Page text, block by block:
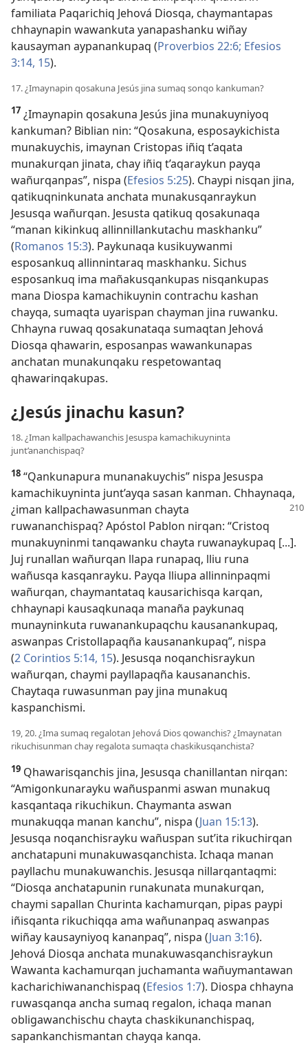
familiata Paqarichiq Jehová Diosqa, chaymantapas
chhaynapin wawankuta yanapashanku wiñay
kausayman aypanankupaq (Proverbios 22:6; Efesios
3:14, 15).
17. ¿Imaynapin qosakuna Jesús jina sumaq sonqo kankuman?
17 ¿Imaynapin qosakuna Jesús jina munakuyniyoq
kankuman? Biblian nin: “Qosakuna, esposaykichista
munakuychis, imaynan Cristopas iñiq t’aqata
munakurqan jinata, chay iñiq t’aqaraykun payqa
wañurqanpas”, nispa (Efesios 5:25). Chaypi nisqan jina,
qatikuqninkunata anchata munakusqanraykun
Jesusqa wañurqan. Jesusta qatikuq qosakunaqa
“manan kikinkuq allinnillankutachu maskhanku”
(Romanos 15:3). Paykunaqa kusikuywanmi
esposankuq allinnintaraq maskhanku. Sichus
esposankuq ima mañakusqankupas nisqankupas
mana Diospa kamachikuynin contrachu kashan
chayqa, sumaqta uyarispan chayman jina ruwanku.
Chhayna ruwaq qosakunataqa sumaqtan Jehová
Diosqa qhawarin, esposanpas wawankunapas
anchatan munakunqaku respetowantaq
qhawarinqakupas.
¿Jesús jinachu kasun?
18. ¿Iman kallpachawanchis Jesuspa kamachikuyninta
junt’ananchispaq?
18 “Qankunapura munanakuychis” nispa Jesuspa
kamachikuyninta junt’ayqa sasan kanman. Chhaynaqa,
¿iman kallpachawasunman chayta
ruwananchispaq? Apóstol Pablon nirqan: “Cristoq
munakuyninmi tanqawanku chayta ruwanaykupaq [...].
Juj runallan wañurqan llapa runapaq, lliu runa
wañusqa kasqanrayku. Payqa lliupa allinninpaqmi
wañurqan, chaymantataq kausarichisqa karqan,
chhaynapi kausaqkunaqa manaña paykunaq
munayninkuta ruwanankupaqchu kausanankupaq,
aswanpas Cristollapaqña kausanankupaq”, nispa
(2 Corintios 5:14, 15). Jesusqa noqanchisraykun
wañurqan, chaymi payllapaqña kausananchis.
Chaytaqa ruwasunman pay jina munakuq
kaspanchismi.
19, 20. ¿Ima sumaq regalotan Jehová Dios qowanchis? ¿Imaynatan
rikuchisunman chay regalota sumaqta chaskikusqanchista?
19 Qhawarisqanchis jina, Jesusqa chanillantan nirqan:
“Amigonkunarayku wañuspanmi aswan munakuq
kasqantaqa rikuchikun. Chaymanta aswan
munakuqqa manan kanchu”, nispa (Juan 15:13).
Jesusqa noqanchisrayku wañuspan sut’ita rikuchirqan
anchatapuni munakuwasqanchista. Ichaqa manan
payllachu munakuwanchis. Jesusqa nillarqantaqmi:
“Diosqa anchatapunin runakunata munakurqan,
chaymi sapallan Churinta kachamurqan, pipas paypi
iñisqanta rikuchiqqa ama wañunanpaq aswanpas
wiñay kausayniyoq kananpaq”, nispa (Juan 3:16).
Jehová Diosqa anchata munakuwasqanchisraykun
Wawanta kachamurqan juchamanta wañuymantawan
kacharichiwananchispaq (Efesios 1:7). Diospa chhayna
ruwasqanqa ancha sumaq regalon, ichaqa manan
obligawanchischu chayta chaskikunanchispaq,
sapankanchismantan chayqa kanqa.